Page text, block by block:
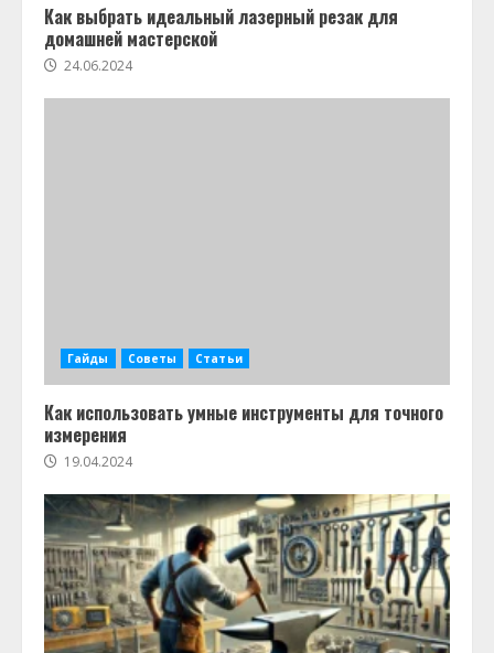
Как выбрать идеальный лазерный резак для
домашней мастерской
24.06.2024
Гайды Советы Статьи
Как использовать умные инструменты для точного
измерения
19.04.2024